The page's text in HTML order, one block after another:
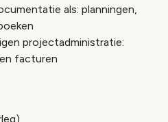
als: planningen,
projectadministratie:
facturen